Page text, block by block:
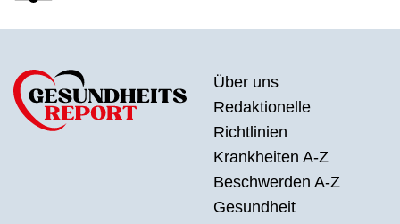
Über uns
Redaktionelle
Richtlinien
Krankheiten A-Z
Beschwerden A-Z
Gesundheit